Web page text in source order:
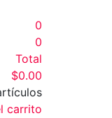
0
0
Total
$0.00
carrito